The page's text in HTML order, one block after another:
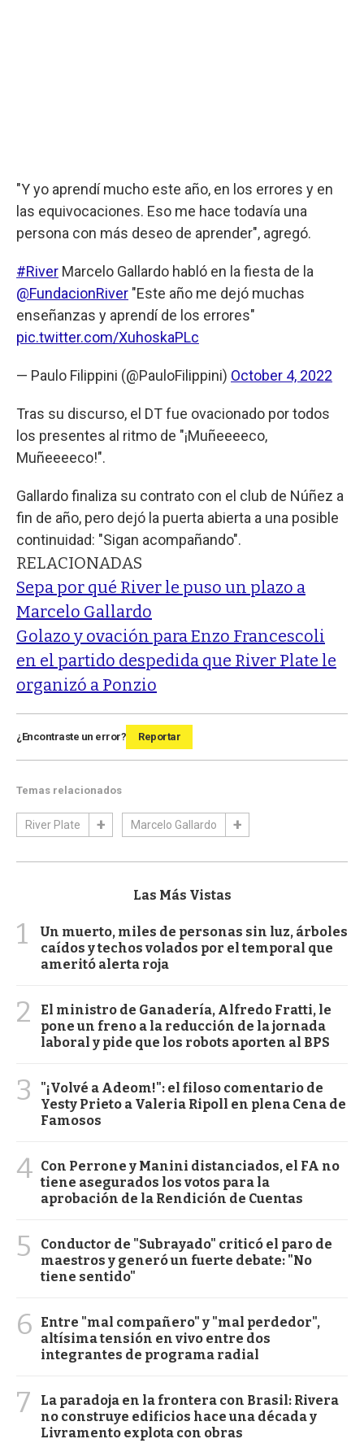
"Y yo aprendí mucho este año, en los errores y en
las equivocaciones. Eso me hace todavía una
persona con más deseo de aprender", agregó.
#River Marcelo Gallardo habló en la fiesta de la
@FundacionRiver "Este año me dejó muchas
enseñanzas y aprendí de los errores"
pic.twitter.com/XuhoskaPLc
— Paulo Filippini (@PauloFilippini) October 4, 2022
Tras su discurso, el DT fue ovacionado por todos
los presentes al ritmo de "¡Muñeeeeco,
Muñeeeeco!".
Gallardo finaliza su contrato con el club de Núñez a
fin de año, pero dejó la puerta abierta a una posible
continuidad: "Sigan acompañando".
RELACIONADAS
Sepa por qué River le puso un plazo a
Marcelo Gallardo
Golazo y ovación para Enzo Francescoli
en el partido despedida que River Plate le
organizó a Ponzio
¿Encontraste un error? Reportar
Temas relacionados
River Plate Marcelo Gallardo
Las Más Vistas
1
Un muerto, miles de personas sin luz, árboles
caídos y techos volados por el temporal que
ameritó alerta roja
2
El ministro de Ganadería, Alfredo Fratti, le
pone un freno a la reducción de la jornada
laboral y pide que los robots aporten al BPS
3
"¡Volvé a Adeom!": el filoso comentario de
Yesty Prieto a Valeria Ripoll en plena Cena de
Famosos
4 Con Perrone y Manini distanciados, el FA no
tiene asegurados los votos para la
aprobación de la Rendición de Cuentas
5
Conductor de "Subrayado" criticó el paro de
maestros y generó un fuerte debate: "No
tiene sentido"
6
Entre "mal compañero" y "mal perdedor",
altísima tensión en vivo entre dos
integrantes de programa radial
7
La paradoja en la frontera con Brasil: Rivera
no construye edificios hace una década y
Livramento explota con obras